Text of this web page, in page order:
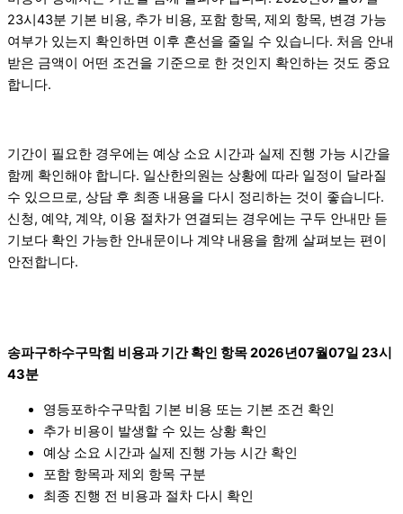
23시43분 기본 비용, 추가 비용, 포함 항목, 제외 항목, 변경 가능
여부가 있는지 확인하면 이후 혼선을 줄일 수 있습니다. 처음 안내
받은 금액이 어떤 조건을 기준으로 한 것인지 확인하는 것도 중요
합니다.
기간이 필요한 경우에는 예상 소요 시간과 실제 진행 가능 시간을
함께 확인해야 합니다. 일산한의원는 상황에 따라 일정이 달라질
수 있으므로, 상담 후 최종 내용을 다시 정리하는 것이 좋습니다.
신청, 예약, 계약, 이용 절차가 연결되는 경우에는 구두 안내만 듣
기보다 확인 가능한 안내문이나 계약 내용을 함께 살펴보는 편이
안전합니다.
송파구하수구막힘 비용과 기간 확인 항목 2026년07월07일 23시
43분
영등포하수구막힘 기본 비용 또는 기본 조건 확인
추가 비용이 발생할 수 있는 상황 확인
예상 소요 시간과 실제 진행 가능 시간 확인
포함 항목과 제외 항목 구분
최종 진행 전 비용과 절차 다시 확인